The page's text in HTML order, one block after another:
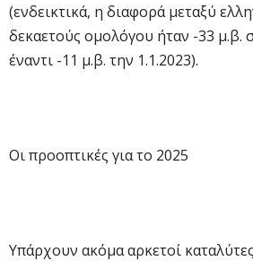
(ενδεικτικά, η διαφορά μεταξύ
δεκαετούς ομολόγου ήταν -33 μ.β.
έναντι -11 μ.β. την 1.1.2023).
Οι προοπτικές για το 2025
Υπάρχουν ακόμα αρκετοί